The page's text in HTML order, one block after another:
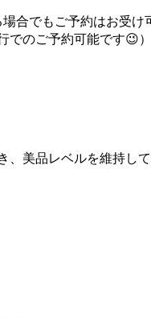
合でもご予約はお受
でのご予約可能です😉）
、美品レベルを維持し